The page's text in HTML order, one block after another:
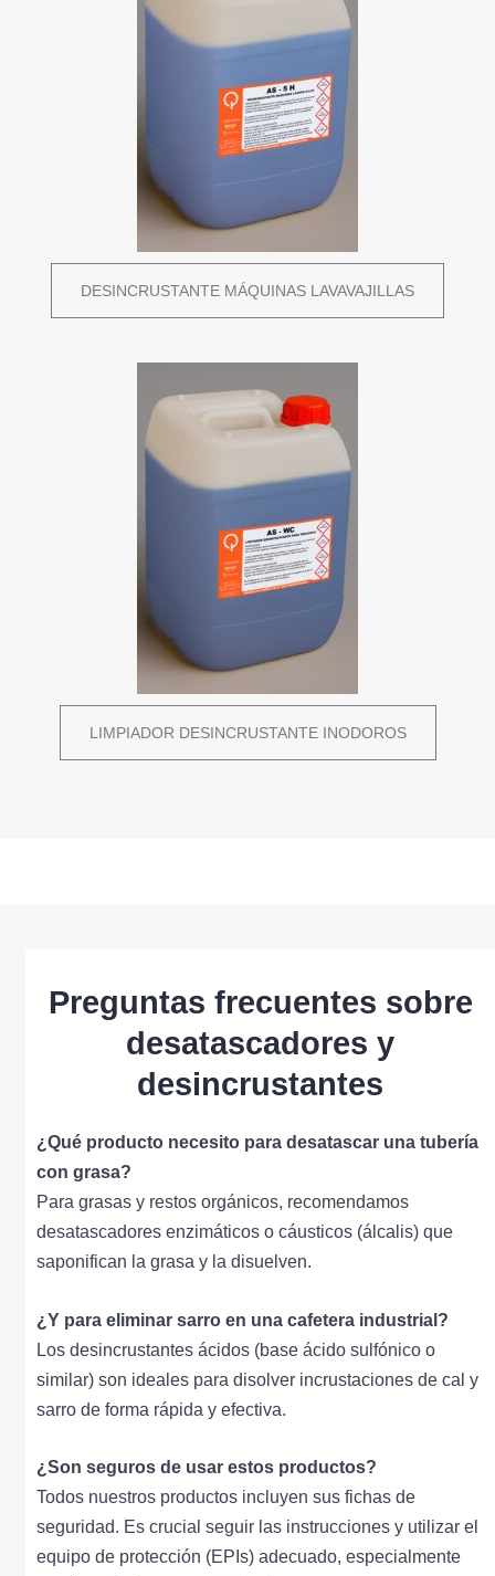
DESINCRUSTANTE MÁQUINAS LAVAVAJILLAS
LIMPIADOR DESINCRUSTANTE INODOROS
Preguntas frecuentes sobre
desatascadores y
desincrustantes
¿Qué producto necesito para desatascar una tubería
con grasa?
Para grasas y restos orgánicos, recomendamos
desatascadores enzimáticos o cáusticos (álcalis) que
saponifican la grasa y la disuelven.
¿Y para eliminar sarro en una cafetera industrial?
Los desincrustantes ácidos (base ácido sulfónico o
similar) son ideales para disolver incrustaciones de cal y
sarro de forma rápida y efectiva.
¿Son seguros de usar estos productos?
Todos nuestros productos incluyen sus fichas de
seguridad. Es crucial seguir las instrucciones y utilizar el
equipo de protección (EPIs) adecuado, especialmente